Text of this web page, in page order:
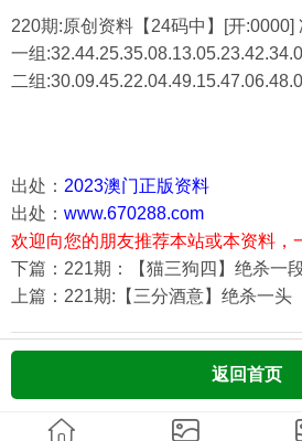
220期:原创资料【24码中】[开:0000]
一组
二组:
出处： 2023澳门正版资料
出处： www.670288.com
欢迎向您的朋友推荐本站或本资料，
下篇：221期：【猫三狗四】绝杀一
上篇：221期:【三分酒意】绝杀一头
返回首页